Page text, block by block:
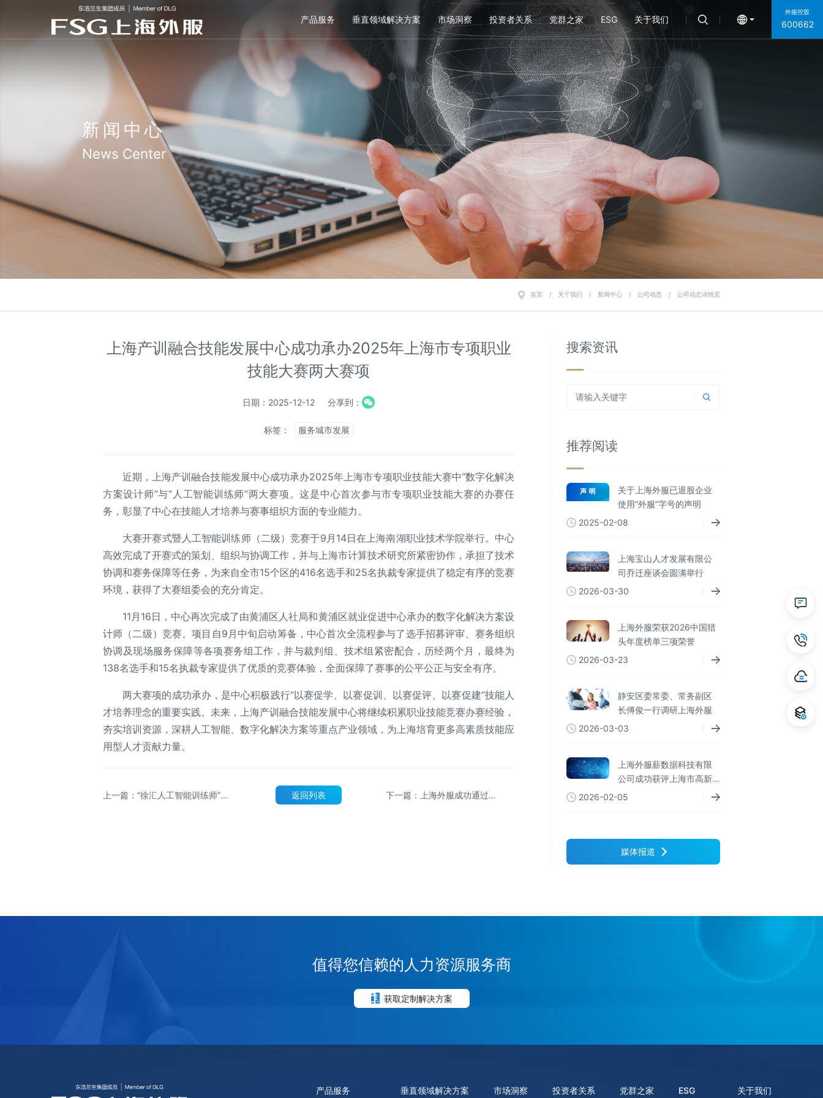
产品服务 垂直领域解决方案 市场洞察 投资者关系 党群之家 ESG 关于我们
外服控股
600662
新闻中心
News Center
首页 / 关于我们 / 新闻中心 / 公司动态 / 公司动态详情页
上海产训融合技能发展中心成功承办2025年上海市专项职业
技能大赛两大赛项
日期：2025-12-12 分享到：
标签： 服务城市发展
近期，上海产训融合技能发展中心成功承办2025年上海市专项职业技能大赛中“数字化解决
方案设计师”与“人工智能训练师”两大赛项。这是中心首次参与市专项职业技能大赛的办赛任
务，彰显了中心在技能人才培养与赛事组织方面的专业能力。
大赛开赛式暨人工智能训练师（二级）竞赛于9月14日在上海南湖职业技术学院举行。中心
高效完成了开赛式的策划、组织与协调工作，并与上海市计算技术研究所紧密协作，承担了技术
协调和赛务保障等任务，为来自全市15个区的416名选手和25名执裁专家提供了稳定有序的竞赛
环境，获得了大赛组委会的充分肯定。
11月16日，中心再次完成了由黄浦区人社局和黄浦区就业促进中心承办的数字化解决方案设
计师（二级）竞赛。项目自9月中旬启动筹备，中心首次全流程参与了选手招募评审、赛务组织
协调及现场服务保障等各项赛务组工作，并与裁判组、技术组紧密配合，历经两个月，最终为
138名选手和15名执裁专家提供了优质的竞赛体验，全面保障了赛事的公平公正与安全有序。
两大赛项的成功承办，是中心积极践行“以赛促学、以赛促训、以赛促评、以赛促建”技能人
才培养理念的重要实践。未来，上海产训融合技能发展中心将继续积累职业技能竞赛办赛经验，
夯实培训资源，深耕人工智能、数字化解决方案等重点产业领域，为上海培育更多高素质技能应
用型人才贡献力量。
上一篇：“徐汇人工智能训练师”亮
返回列表
下一篇：上海外服成功通过
搜索资讯
推荐阅读
关于上海外服已退股企业
使用“外服”字号的声明
2025-02-08
上海宝山人才发展有限公
司乔迁座谈会圆满举行
2026-03-30
上海外服荣获2026中国猎
头年度榜单三项荣誉
2026-03-23
静安区委常委、常务副区
长傅俊一行调研上海外服
2026-03-03
上海外服薪数据科技有限
公司成功获评上海市高新
技术企业与专精特新企业
2026-02-05
媒体报道
值得您信赖的人力资源服务商
获取定制解决方案
产品服务 垂直领域解决方案 市场洞察 投资者关系 党群之家 ESG 关于我们